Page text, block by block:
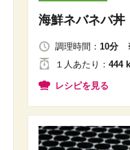
海鮮ネバネバ丼
調理時間： 10分
１人 あたり ： 444
レシピを見る